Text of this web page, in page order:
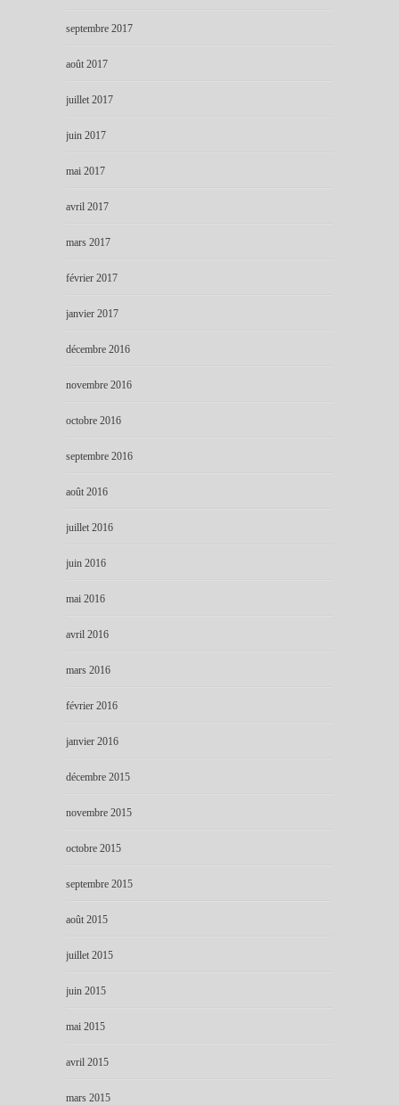
septembre 2017
août 2017
juillet 2017
juin 2017
mai 2017
avril 2017
mars 2017
février 2017
janvier 2017
décembre 2016
novembre 2016
octobre 2016
septembre 2016
août 2016
juillet 2016
juin 2016
mai 2016
avril 2016
mars 2016
février 2016
janvier 2016
décembre 2015
novembre 2015
octobre 2015
septembre 2015
août 2015
juillet 2015
juin 2015
mai 2015
avril 2015
mars 2015